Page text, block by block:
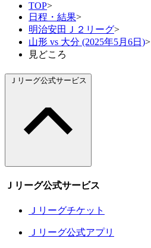
TOP>
日程・結果>
明治安田Ｊ２リーグ>
山形 vs 大分 (2025年5月6日)>
見どころ
Ｊリーグ公式サービス
Ｊリーグ公式サービス
Ｊリーグチケット
Ｊリーグ公式アプリ